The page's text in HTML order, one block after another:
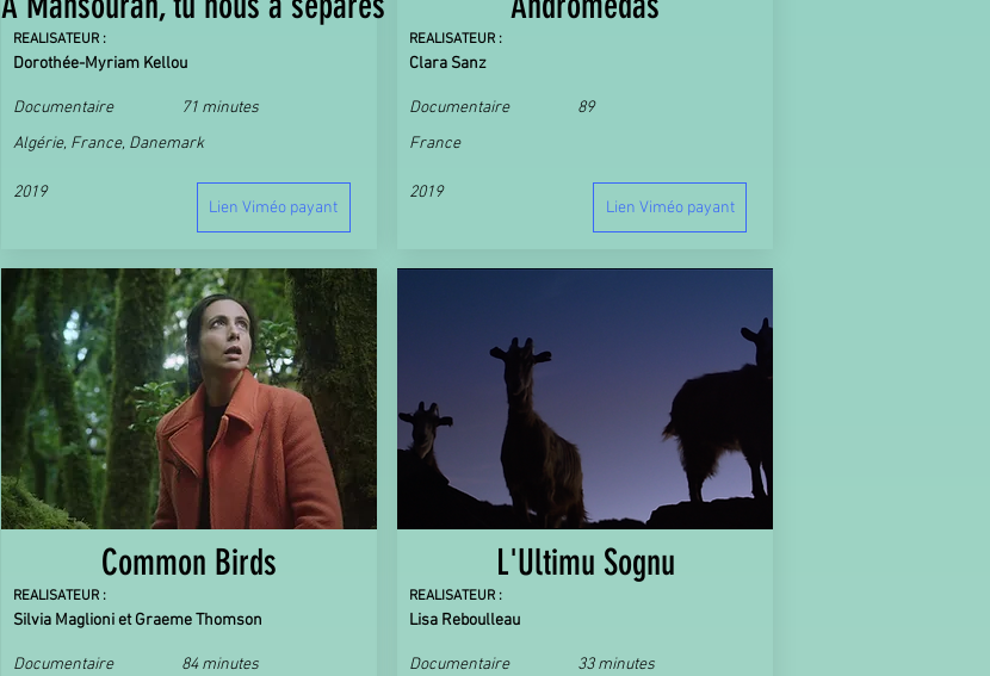
REALISATEUR :
Dorothée-Myriam Kellou
Documentaire
71 minutes
Algérie, France, Danemark
2019
Lien Viméo payant
Common Birds
REALISATEUR :
Silvia Maglioni et Graeme Thomson
Documentaire
84 minutes
REALISATEUR :
Clara Sanz
Documentaire
89
France
2019
Lien Viméo payant
L'Ultimu Sognu
REALISATEUR :
Lisa Reboulleau
Documentaire
33 minutes